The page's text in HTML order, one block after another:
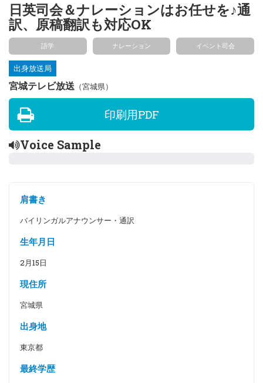
日英司会＆ナレーションはお任せを♪通
訳、原稿翻訳も対応OK
語学 ナレーション イベント司会
出身放送局
宮城テレビ放送 （宮城県）
印刷用PDF
Voice Sample
肩書き
バイリンガルアナウンサー・通訳
生年月日
2月15日
現住所
宮城県
出身地
東京都
最終学歴